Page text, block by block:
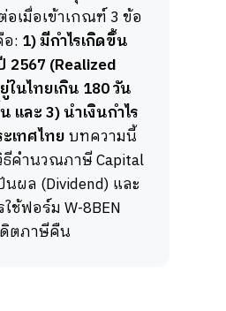
เมื่อเข้าเกณฑ์ 3 ข้อ
: 1) มีกำไรเกิดขึ้น
2567 (Realized
ในไทยเกิน 180 วัน
และ 3) นำเงินกำไร
เทศไทยบทความนี้
ธีคำนวณภาษี Capital
นผล (Dividend) และ
ช้ฟอร์ม W-8BEN
ตภาษีคืน